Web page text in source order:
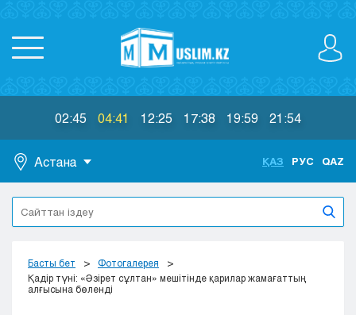
02:45 04:41 12:25 17:38 19:59 21:54
Астана
Астана
Алматы
Атырау
Жезказган
ҚАЗ РУС QAZ
Басты бет
Фотогалерея
Қадір түні: «Әзірет сұлтан» мешітінде қарилар жамағаттың
алғысына бөленді